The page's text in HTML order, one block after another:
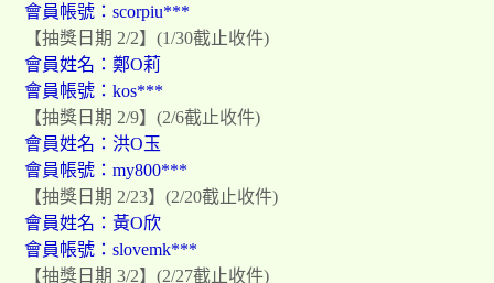
會員帳號：scorpiu***
【抽獎日期 2/2】(1/30截止收件)
會員姓名：鄭O莉
會員帳號：kos***
【抽獎日期 2/9】(2/6截止收件)
會員姓名： 洪O玉
會員帳號：my800***
【抽獎日期 2/23】(2/20截止收件)
會員姓名：黃O欣
會員帳號：slovemk***
【抽獎日期 3/2】(2/27截止收件)